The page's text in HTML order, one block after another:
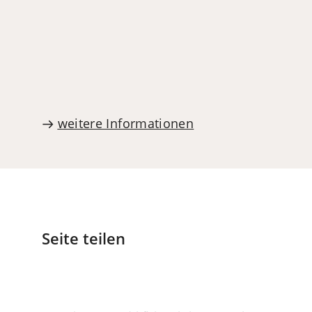
weitere Informationen
Seite teilen